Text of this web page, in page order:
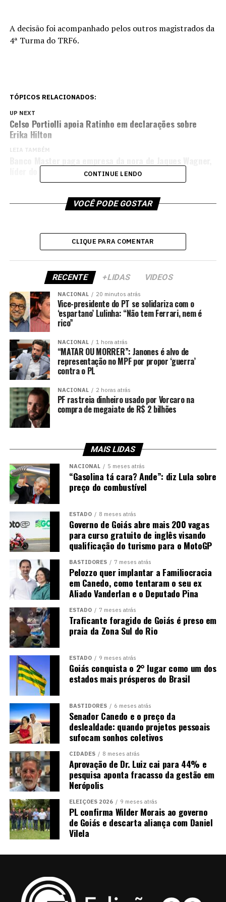
A decisão foi acompanhado pelos outros magistrados da
4ª Turma do TRF6.
TÓPICOS RELACIONADOS:
UP NEXT
Celso Portiolli apoia Ratinho em declarações sobre
Erika Hilton
LEIA TAMBÉM
líder do governo no SenadoCONTINUE LENDO
VOCÊ PODE GOSTAR
CLIQUE PARA COMENTAR
RECENTE +LIDAS VIDEOS
NACIONAL 20 minutos atrás
Vice-presidente do PT se solidariza com o
‘espartano’ Lulinha: “Não tem Ferrari, nem é
rico”
NACIONAL 1 hora atrás
“MATAR OU MORRER”: Janones é alvo de
representação no MPF por propor ‘guerra’
contra o PL
NACIONAL 2 horas atrás
PF rastreia dinheiro usado por Vorcaro na
compra de megaiate de R$ 2 bilhões
MAIS LIDAS
NACIONAL 5 meses atrás
“Gasolina tá cara? Ande”: diz Lula sobre
preço do combustível
ESTADO 8 meses atrás
Governo de Goiás abre mais 200 vagas
para curso gratuito de inglês visando
qualificação do turismo para o MotoGP
BASTIDORES 7 meses atrás
Pelozzo quer implantar a Familiocracia
em Canedo, como tentaram o seu ex
Aliado Vanderlan e o Deputado Pina
ESTADO 7 meses atrás
Traficante foragido de Goiás é preso em
praia da Zona Sul do Rio
ESTADO 9 meses atrás
Goiás conquista o 2° lugar como um dos
estados mais prósperos do Brasil
BASTIDORES 6 meses atrás
Senador Canedo e o preço da
deslealdade: quando projetos pessoais
sufocam sonhos coletivos
CIDADES 8 meses atrás
Aprovação de Dr. Luiz cai para 44% e
pesquisa aponta fracasso da gestão em
Nerópolis
ELEIÇÕES 2026 9 meses atrás
PL confirma Wilder Morais ao governo
de Goiás e descarta aliança com Daniel
Vilela